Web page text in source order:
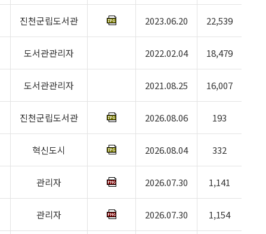
진천군립도서관 2023.06.20 22,539
도서관관리자 2022.02.04 18,479
도서관관리자 2021.08.25 16,007
진천군립도서관 2026.08.06 193
혁신도시 2026.08.04 332
관리자 2026.07.30 1,141
관리자 2026.07.30 1,154